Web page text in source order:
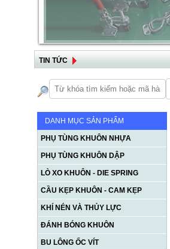
TIN TỨC
DANH MỤC SẢN PHẨM
PHỤ TÙNG KHUÔN NHỰA
PHỤ TÙNG KHUÔN DẬP
LÒ XO KHUÔN - DIE SPRING
CẦU KẸP KHUÔN - CAM KẸP
KHÍ NÉN VÀ THỦY LỰC
ĐÁNH BÓNG KHUÔN
BU LÔNG ỐC VÍT